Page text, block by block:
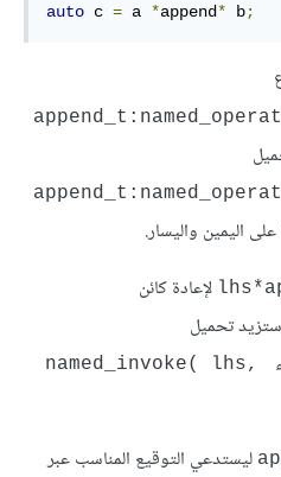
auto c = a *append* b;
اليمين واليسار.
لإعادة كائن
تحميل
‎named_invoke( lhs,
ليستدعي التوقيع المناسب عبر